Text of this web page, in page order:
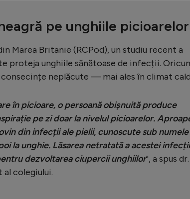
pe unghiile picioarelor
Marea Britanie (RCPod), un studiu recent a
proteja unghiile sănătoase de infecții.
neplăcute — mai ales în climat
în picioare, o persoană obișnuită produce
pe zi doar la nivelul picioarelor.
din infecții ale pielii, cunoscute sub
la unghie. Lăsarea netratată a acestei
dezvoltarea ciupercii unghiilor", a spus dr.
colegiului.